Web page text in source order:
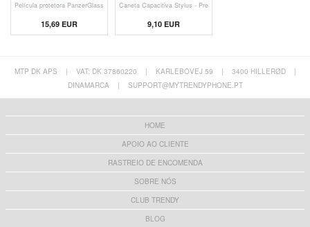
Película protetora PanzerGlass
15,69 EUR
Caneta Capacitiva Stylus - Pre
9,10 EUR
MTP DK APS | VAT: DK 37860220 | KARLEBOVEJ 59 | 3400 HILLERØD
|
DINAMARCA
| SUPPORT@MYTRENDYPHONE.PT
HOME
APOIO AO CLIENTE
RASTREIO DE ENCOMENDA
SOBRE NÓS
CLUB TRENDY
BLOG